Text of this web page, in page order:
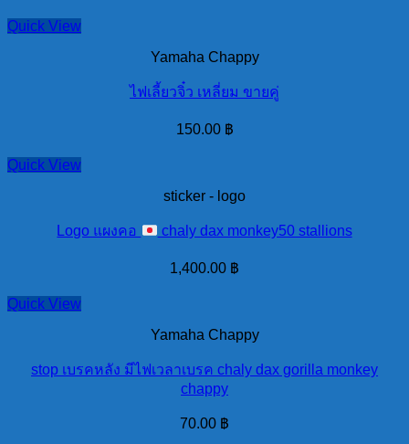
Quick View
Yamaha Chappy
ไฟเลี้ยวจิ๋ว เหลี่ยม ขายคู่
150.00 ฿
Quick View
sticker - logo
Logo แผงคอ chaly dax monkey50 stallions
1,400.00 ฿
Quick View
Yamaha Chappy
stop เบรคหลัง มีไฟเวลาเบรค chaly dax gorilla monkey
chappy
70.00 ฿